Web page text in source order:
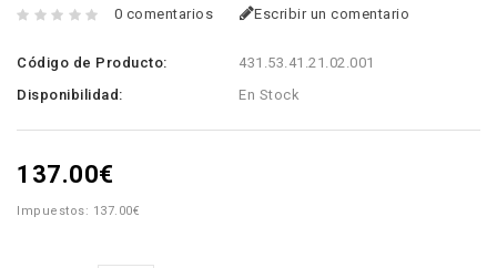
0 comentarios Escribir un comentario
Código de Producto:
431.53.41.21.02.001
Disponibilidad:
En Stock
137.00€
Impuestos: 137.00€